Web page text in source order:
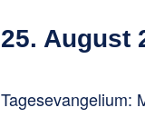
25. August
Tagesevangelium: